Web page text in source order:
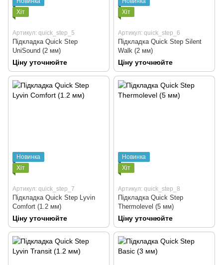
Хіт
Артикул: quick_step_5
Підкладка Quick Step
UniSound (2 мм)
Ціну уточнюйте
Хіт
Артикул: quick_step_6
Підкладка Quick Step Silent
Walk (2 мм)
Ціну уточнюйте
Новинка
Хіт
Артикул: quick_step_7
Підкладка Quick Step Lyvin
Comfort (1.2 мм)
Ціну уточнюйте
Новинка
Хіт
Артикул: quick_step_8
Підкладка Quick Step
Thermolevel (5 мм)
Ціну уточнюйте